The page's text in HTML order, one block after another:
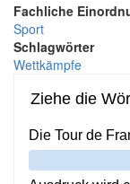
Fachliche
Sport
Schlagwörter
Wettkämpfe